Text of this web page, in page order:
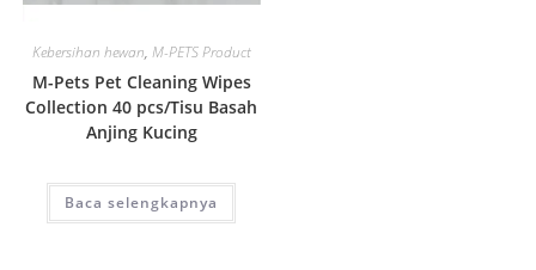
Quick View
Kebersihan hewan, M-PETS Product
M-Pets Pet Cleaning Wipes
Collection 40 pcs/Tisu Basah
Anjing Kucing
Baca selengkapnya